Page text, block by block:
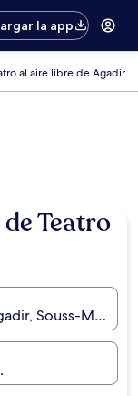
la app
al aire libre de Agadir
Teatro
Souss-Massa,